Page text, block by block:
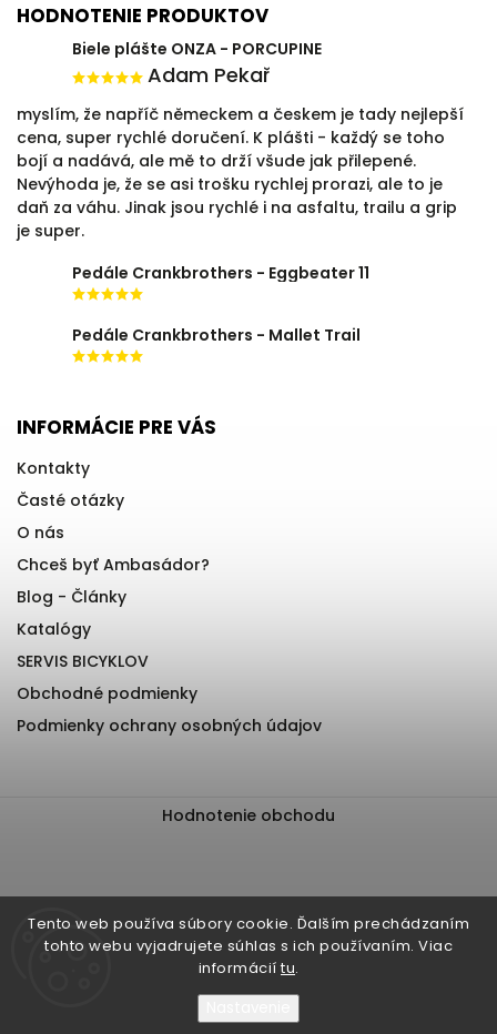
Tento web používa súbory cookie. Ďalším prechádzaním
tohto webu vyjadrujete súhlas s ich používaním. Viac
informácií tu.
HODNOTENIE PRODUKTOV
Biele plášte ONZA - PORCUPINE
Adam Pekař
myslím, že napříč německem a českem je tady nejlepší
cena, super rychlé doručení. K plášti - každý se toho
bojí a nadává, ale mě to drží všude jak přilepené.
Nevýhoda je, že se asi trošku rychlej prorazi, ale to je
daň za váhu. Jinak jsou rychlé i na asfaltu, trailu a grip
je super.
Pedále Crankbrothers - Eggbeater 11
Pedále Crankbrothers - Mallet Trail
INFORMÁCIE PRE VÁS
Kontakty
Časté otázky
O nás
Chceš byť Ambasádor?
Blog - Články
Katalógy
SERVIS BICYKLOV
Obchodné podmienky
Podmienky ochrany osobných údajov
Hodnotenie obchodu